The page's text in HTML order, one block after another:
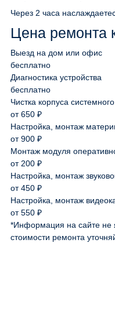
Через 2 часа
Цена ремонта
Выезд на дом или офис
бесплатно
Диагностика устройства
бесплатно
Чистка корпуса
от 650 ₽
Настройка, монтаж
от 900 ₽
Монтаж модуля
от 200 ₽
Настройка, монтаж
от 450 ₽
Настройка, монтаж
от 550 ₽
*Информация на сайте не
стоимости ремонта